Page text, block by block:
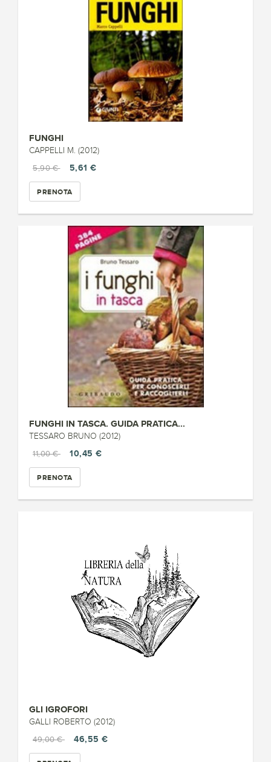
FUNGHI
CAPPELLI M. (2012)
5,90 €
5,61 €
PRENOTA
FUNGHI IN TASCA. GUIDA PRATICA...
TESSARO BRUNO (2012)
11,00 €
10,45 €
PRENOTA
GLI IGROFORI
GALLI ROBERTO (2012)
49,00 €
46,55 €